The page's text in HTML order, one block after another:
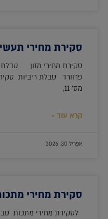
סקירת מחירי תעשיית
סקירת מחירי מזון טבלת
מס' 11,
קרא עוד »
אפריל 30, 2026
סקירת מחירי מתכות
לסקירת מחירי מתכות